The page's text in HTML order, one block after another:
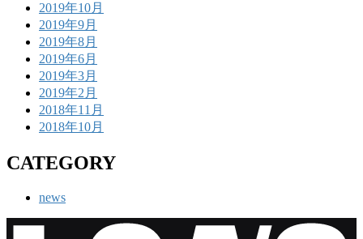
2019年10月
2019年9月
2019年8月
2019年6月
2019年3月
2019年2月
2018年11月
2018年10月
CATEGORY
news